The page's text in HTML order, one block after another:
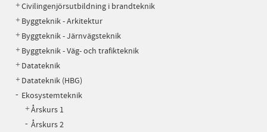
Civilingenjörsutbildning i brandteknik
Byggteknik - Arkitektur
Byggteknik - Järnvägsteknik
Byggteknik - Väg- och trafikteknik
Datateknik
Datateknik (HBG)
Ekosystemteknik
Årskurs 1
Årskurs 2